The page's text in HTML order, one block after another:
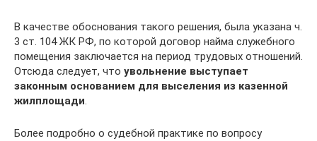
В качестве обоснования такого решения, была указана ч.
3 ст. 104 ЖК РФ, по которой договор найма служебного
помещения заключается на период трудовых отношений.
Отсюда следует, что увольнение выступает
законным основанием для выселения из казенной
жилплощади.
Более подробно о судебной практике по вопросу